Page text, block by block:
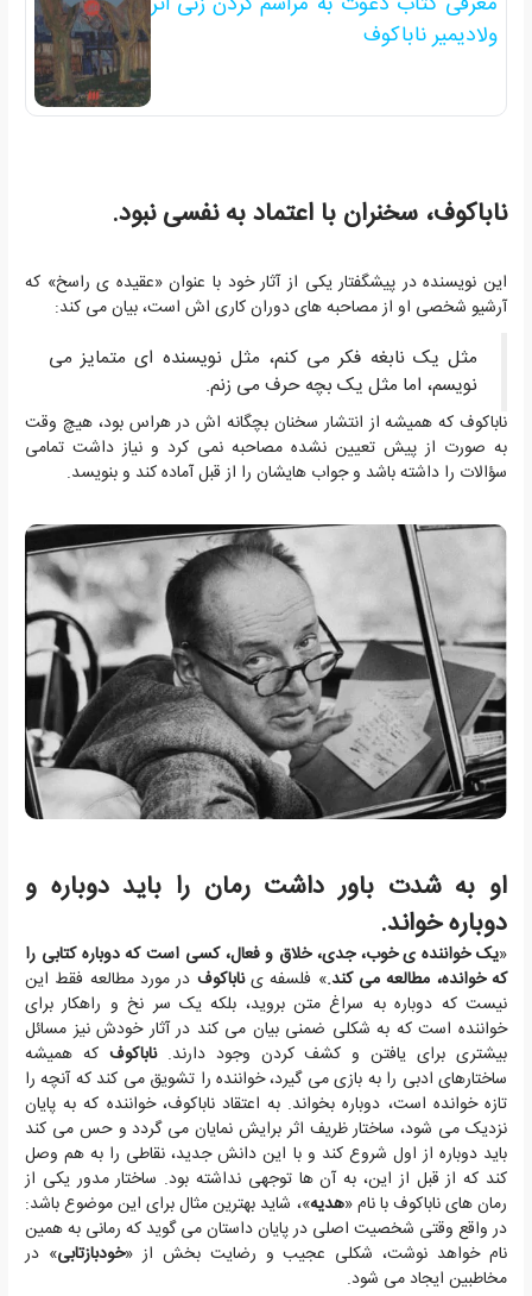
ولادیمیر ناباکوف
ناباکوف، سخنران با اعتماد به نفسی نبود.
این نویسنده در پیشگفتار یکی از آثار خود با عنوان «عقیده ی راسخ» که
آرشیو شخصی او از مصاحبه های دوران کاری اش است، بیان می کند:
مثل یک نابغه فکر می کنم، مثل نویسنده ای متمایز می
نویسم، اما مثل یک بچه حرف می زنم.
ناباکوف که همیشه از انتشار سخنان بچگانه اش در هراس بود، هیچ وقت
به صورت از پیش تعیین نشده مصاحبه نمی کرد و نیاز داشت تمامی
سؤالات را داشته باشد و جواب هایشان را از قبل آماده کند و بنویسد.
او به شدت باور داشت رمان را باید دوباره و
دوباره خواند.
«یک خواننده ی خوب، جدی، خلاق و فعال، کسی است که دوباره کتابی را
که خوانده، مطالعه می کند.» فلسفه یناباکوف در مورد مطالعه فقط این
نیست که دوباره به سراغ متن بروید، بلکه یک سر نخ و راهکار برای
خواننده است که به شکلی ضمنی بیان می کند در آثار خودش نیز مسائل
بیشتری برای یافتن و کشف کردن وجود دارند.ناباکوفکه همیشه
ساختارهای ادبی را به بازی می گیرد، خواننده را تشویق می کند که آنچه را
تازه خوانده است، دوباره بخواند. به اعتقاد ناباکوف، خواننده که به پایان
نزدیک می شود، ساختار ظریف اثر برایش نمایان می گردد و حس می کند
باید دوباره از اول شروع کند و با این دانش جدید، نقاطی را به هم وصل
کند که از قبل از این، به آن ها توجهی نداشته بود. ساختار مدور یکی از
رمان های ناباکوف با نام «هدیه»، شاید بهترین مثال برای این موضوع باشد:
در واقع وقتی شخصیت اصلی در پایان داستان می گوید که رمانی به همین
نام خواهد نوشت، شکلی عجیب و رضایت بخش از «خودبازتابی» در
مخاطبین ایجاد می شود.